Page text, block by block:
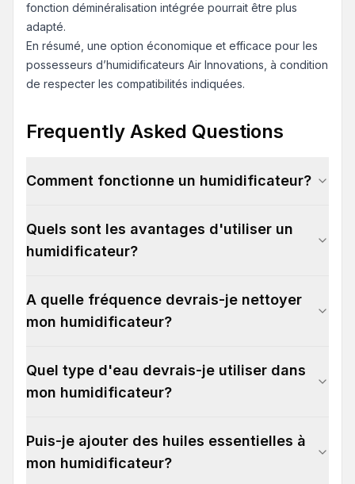
fonction déminéralisation intégrée pourrait être plus
adapté.
En résumé, une option économique et efficace pour les
possesseurs d’humidificateurs Air Innovations, à condition
de respecter les compatibilités indiquées.
Frequently Asked Questions
Comment fonctionne un humidificateur?
Quels sont les avantages d'utiliser un
humidificateur?
A quelle fréquence devrais-je nettoyer
mon humidificateur?
Quel type d'eau devrais-je utiliser dans
mon humidificateur?
Puis-je ajouter des huiles essentielles à
mon humidificateur?